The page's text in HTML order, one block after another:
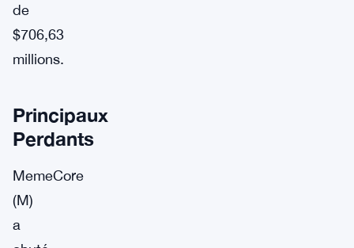
de
$706,63
millions.
Principaux
Perdants
MemeCore
(M)
a